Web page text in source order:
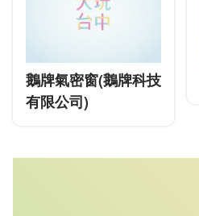
鵝牌氣密窗(鵝牌科技
有限公司)